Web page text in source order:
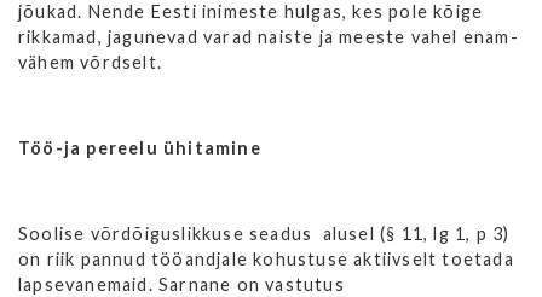
jõukad. Nende Eesti inimeste hulgas, kes pole kõige
rikkamad, jagunevad varad naiste ja meeste vahel enam-
vähem võrdselt.
Töö-ja pereelu ühitamine
Soolise võrdõiguslikkuse seadus alusel (§ 11, lg 1, p 3)
on riik pannud tööandjale kohustuse aktiivselt toetada
lapsevanemaid. Sarnane on vastutus